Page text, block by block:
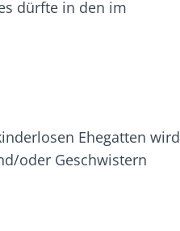
dürfte in den im
Ehegatten wird
oder Geschwistern